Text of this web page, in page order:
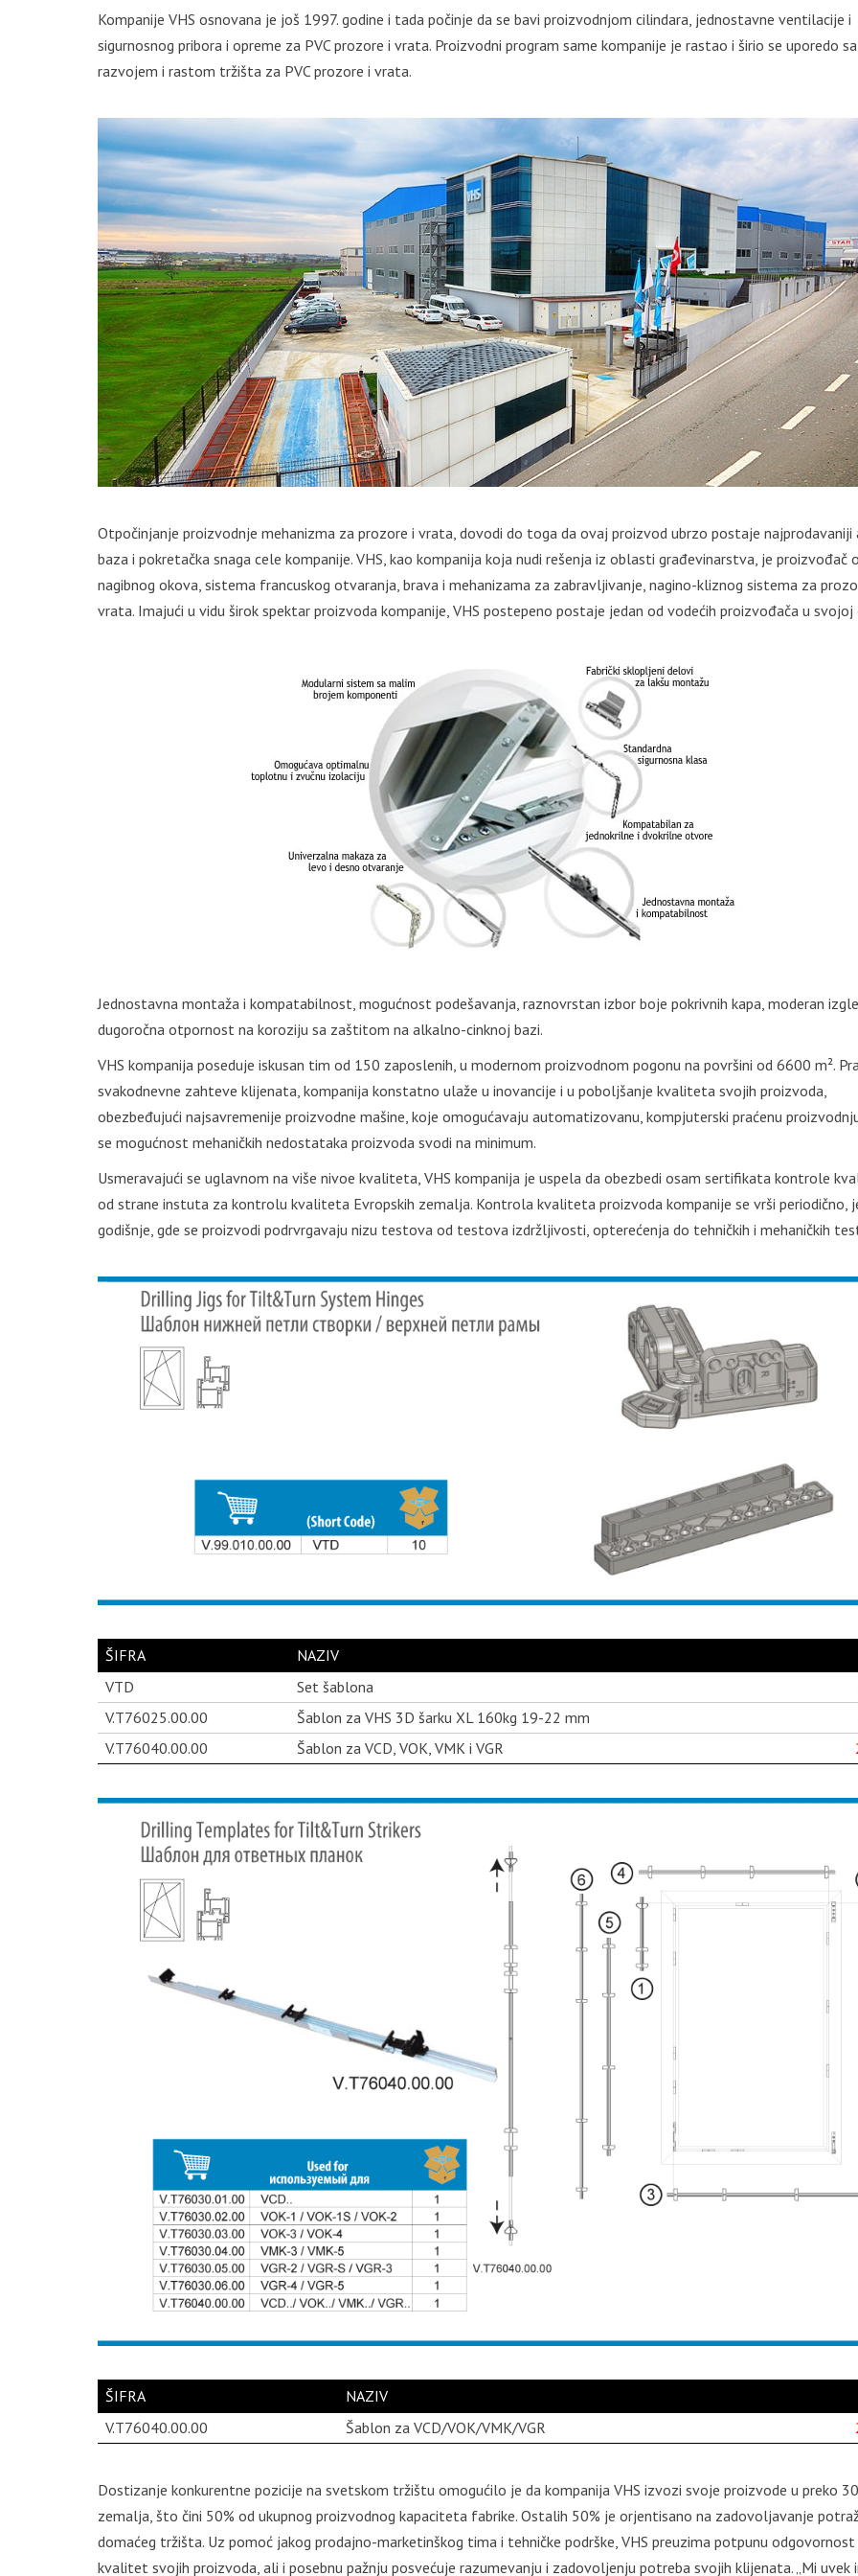
Kompanije VHS osnovana je još 1997. godine i tada počinje da se bavi proizvodnjom cilindara, jednostavne ventilacije i
sigurnosnog pribora i opreme za PVC prozore i vrata. Proizvodni program same kompanije je rastao i širio se uporedo sa
razvojem i rastom tržišta za PVC prozore i vrata.
Otpočinjanje proizvodnje mehanizma za prozore i vrata, dovodi do toga da ovaj proizvod ubrzo postaje najprodavaniji
baza i pokretačka snaga cele kompanije. VHS, kao kompanija koja nudi rešenja iz oblasti građevinarstva, je proizvođač
nagibnog okova, sistema francuskog otvaranja, brava i mehanizama za zabravljivanje, nagino-kliznog sistema za
vrata. Imajući u vidu širok spektar proizvoda kompanije, VHS postepeno postaje jedan od vodećih proizvođača u
Jednostavna montaža i kompatabilnost, mogućnost podešavanja, raznovrstan izbor boje pokrivnih kapa, moderan
dugoročna otpornost na koroziju sa zaštitom na alkalno-cinknoj bazi.
VHS kompanija poseduje iskusan tim od 150 zaposlenih, u modernom proizvodnom pogonu na površini od 6600 m².
svakodnevne zahteve klijenata, kompanija konstatno ulaže u inovancije i u poboljšanje kvaliteta svojih proizvoda,
obezbeđujući najsavremenije proizvodne mašine, koje omogućavaju automatizovanu, kompjuterski praćenu
se mogućnost mehaničkih nedostataka proizvoda svodi na minimum.
Usmeravajući se uglavnom na više nivoe kvaliteta, VHS kompanija je uspela da obezbedi osam sertifikata kontrole
od strane instuta za kontrolu kvaliteta Evropskih zemalja. Kontrola kvaliteta proizvoda kompanije se vrši periodično,
godišnje, gde se proizvodi podrvrgavaju nizu testova od testova izdržljivosti, opterećenja do tehničkih i mehaničkih
ŠIFRA NAZIV
VTD
Set šablona
V.T76025.00.00
Šablon za VHS 3D šarku XL 160kg 19-22 mm
V.T76040.00.00
Šablon za VCD, VOK, VMK i VGR
ŠIFRA NAZIV
V.T76040.00.00
Šablon za VCD/VOK/VMK/VGR
Dostizanje konkurentne pozicije na svetskom tržištu omogućilo je da kompanija VHS izvozi svoje proizvode u preko 30
zemalja, što čini 50% od ukupnog proizvodnog kapaciteta fabrike. Ostalih 50% je orjentisano na zadovoljavanje
domaćeg tržišta. Uz pomoć jakog prodajno-marketinškog tima i tehničke podrške, VHS preuzima potpunu
kvalitet svojih proizvoda, ali i posebnu pažnju posvećuje razumevanju i zadovoljenju potreba svojih klijenata. „Mi uvek